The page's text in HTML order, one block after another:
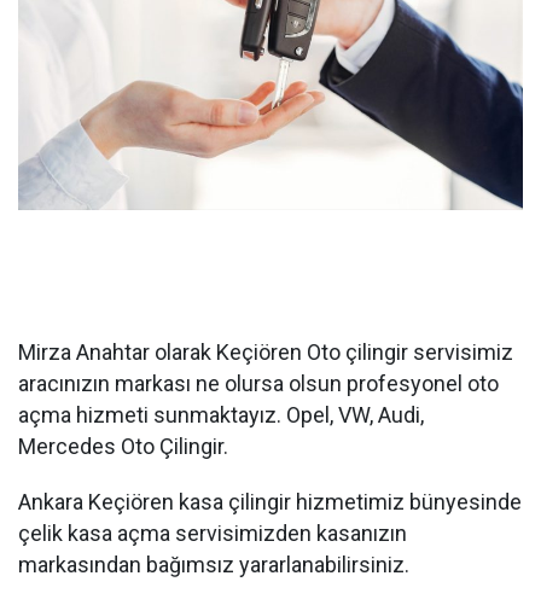
Mirza Anahtar olarak Keçiören Oto çilingir servisimiz
aracınızın markası ne olursa olsun profesyonel oto
açma hizmeti sunmaktayız. Opel, VW, Audi,
Mercedes Oto Çilingir.
Ankara Keçiören kasa çilingir hizmetimiz bünyesinde
çelik kasa açma servisimizden kasanızın
markasından bağımsız yararlanabilirsiniz.